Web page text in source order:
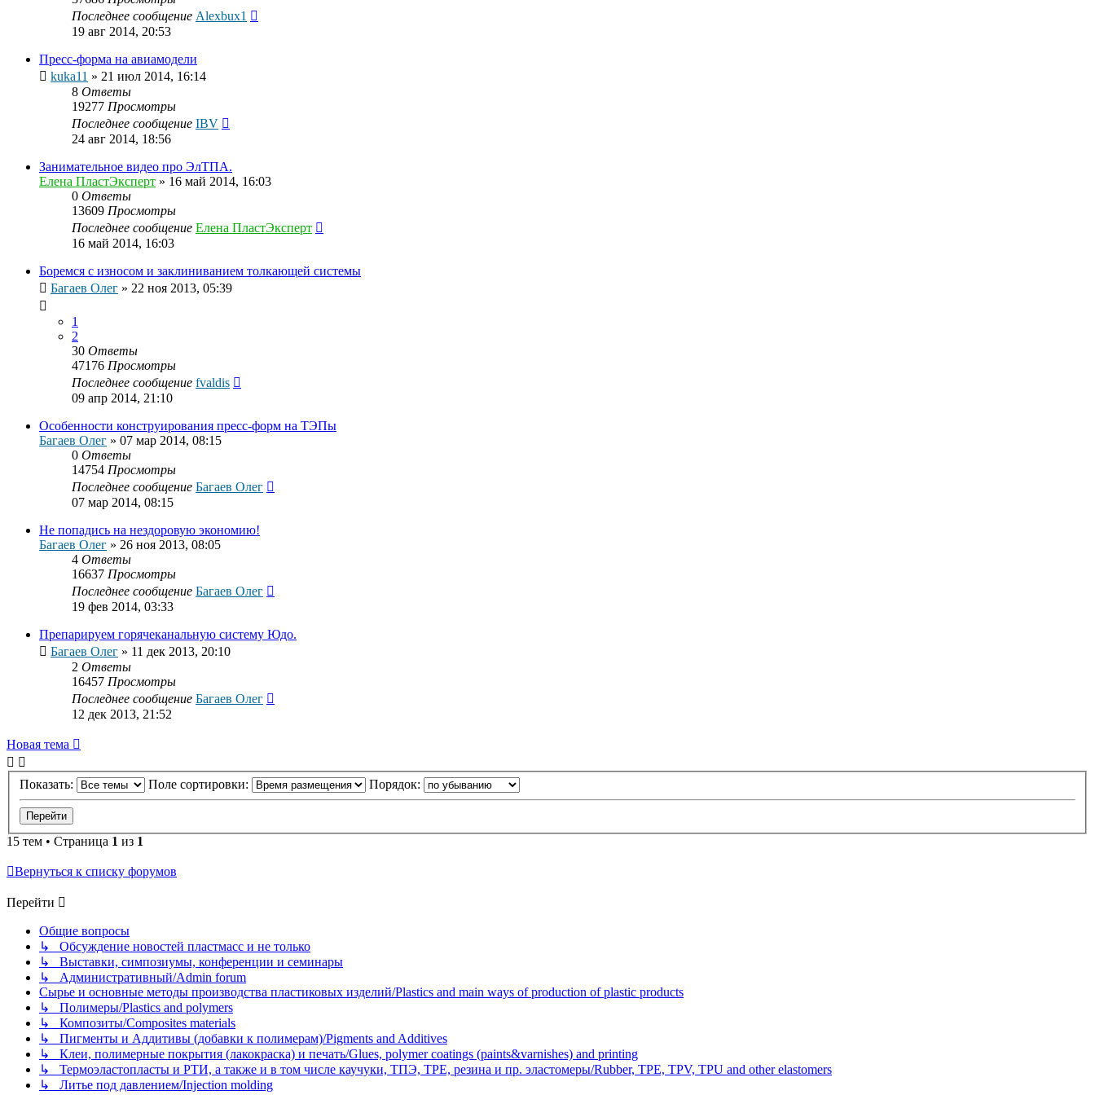
Последнее сообщение Alexbux1
19 авг 2014, 20:53
Пресс-форма на авиамодели
kuka11 » 21 июл 2014, 16:14
8 Ответы
19277 Просмотры
Последнее сообщение IBV
24 авг 2014, 18:56
Занимательное видео про ЭлТПА.
Елена ПластЭксперт » 16 май 2014, 16:03
0 Ответы
13609 Просмотры
Последнее сообщение Елена ПластЭксперт
16 май 2014, 16:03
Боремся с износом и заклиниванием толкающей системы
Багаев Олег » 22 ноя 2013, 05:39
1
2
30 Ответы
47176 Просмотры
Последнее сообщение fvaldis
09 апр 2014, 21:10
Особенности конструирования пресс-форм на ТЭПы
Багаев Олег » 07 мар 2014, 08:15
0 Ответы
14754 Просмотры
Последнее сообщение Багаев Олег
07 мар 2014, 08:15
Не попадись на нездоровую экономию!
Багаев Олег » 26 ноя 2013, 08:05
4 Ответы
16637 Просмотры
Последнее сообщение Багаев Олег
19 фев 2014, 03:33
Препарируем горячеканальную систему Юдо.
Багаев Олег » 11 дек 2013, 20:10
2 Ответы
16457 Просмотры
Последнее сообщение Багаев Олег
12 дек 2013, 21:52
Новая тема
Показать: Поле сортировки: Порядок:
15 тем • Страница 1 из 1
Вернуться к списку форумов
Перейти
Общие вопросы
↳ Обсуждение новостей пластмасс и не только
↳ Выставки, симпозиумы, конференции и семинары
↳ Административный/Admin forum
Сырье и основные методы производства пластиковых изделий/Plastics and main ways of production of plastic products
↳ Полимеры/Plastics and polymers
↳ Композиты/Сomposites materials
↳ Пигменты и Аддитивы (добавки к полимерам)/Pigments and Additives
↳ Клеи, полимерные покрытия (лакокраска) и печать/Glues, polymer coatings (paints&varnishes) and printing
↳ Термоэластопласты и РТИ, а также и в том числе каучуки, ТПЭ, TPE, резина и пр. эластомеры/Rubber, TPE, TPV, TPU and other elastomers
↳ Литье под давлением/Injection molding